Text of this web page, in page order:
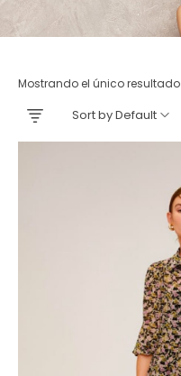
Mostrando el único resultado
Sort by Default